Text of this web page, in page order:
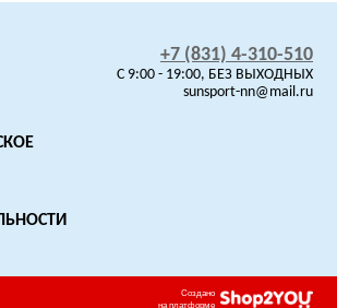
+7 (831) 4-310-510
C 9:00 - 19:00, БЕЗ ВЫХОДНЫХ
sunsport-nn@mail.ru
Создано
на платформе